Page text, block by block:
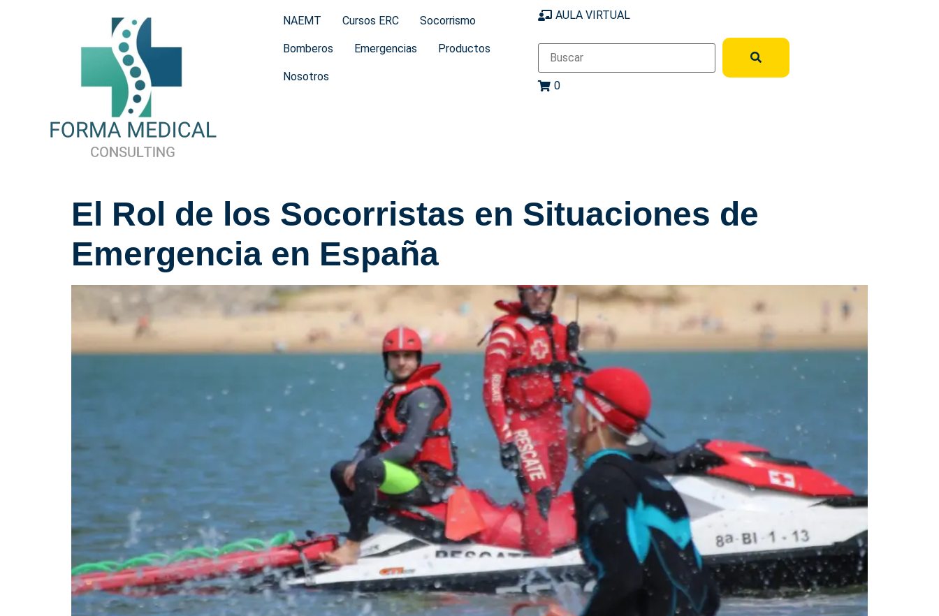
NAEMT Cursos ERC Socorrismo
Bomberos Emergencias Productos
Nosotros
AULA VIRTUAL
0
El Rol de los Socorristas en Situaciones de
Emergencia en España